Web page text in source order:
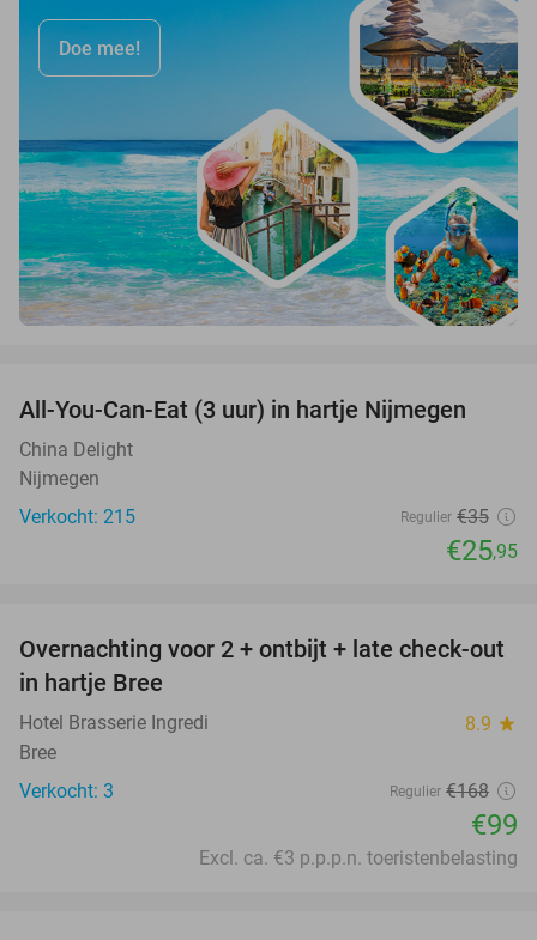
Doe mee!
26%
All-You-Can-Eat (3 uur) in hartje Nijmegen
China Delight
Nijmegen
Verkocht: 215
Regulier €35
€25,95
41%
TODAY
Overnachting voor 2 + ontbijt + late check-out
in hartje Bree
Hotel Brasserie Ingredi 8.9 star
Bree
Verkocht: 3
Regulier €168
€99
Excl. ca. €3 p.p.p.n. toeristenbelasting